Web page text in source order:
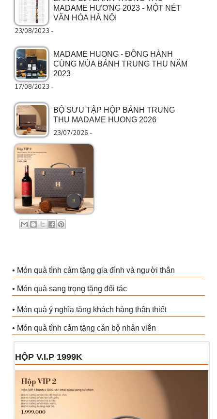
MADAME HƯƠNG 2023 - MỘT NÉT
VĂN HÓA HÀ NỘI
23/08/2023 -
MADAME HUONG - ĐỒNG HÀNH
CÙNG MÙA BÁNH TRUNG THU NĂM
2023
17/08/2023 -
BỘ SƯU TẬP HỘP BÁNH TRUNG
THU MADAME HUONG 2026
23/07/2026 -
• Món quà tình cảm tặng gia đình và người thân
• Món quà sang trọng tặng đối tác
• Món quà ý nghĩa tặng khách hàng thân thiết
• Món quà tình cảm tặng cán bộ nhân viên
HỘP V.I.P 1999K